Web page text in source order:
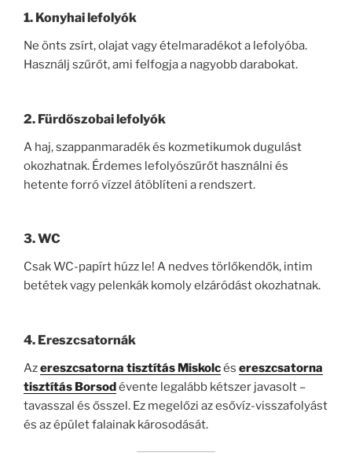
1. Konyhai lefolyók
Ne önts zsírt, olajat vagy ételmaradékot a lefolyóba.
Használj szűrőt, ami felfogja a nagyobb darabokat.
2. Fürdőszobai lefolyók
A haj, szappanmaradék és kozmetikumok dugulást
okozhatnak. Érdemes lefolyószűrőt használni és
hetente forró vízzel átöblíteni a rendszert.
3. WC
Csak WC-papírt húzz le! A nedves törlőkendők, intim
betétek vagy pelenkák komoly elzáródást okozhatnak.
4. Ereszcsatornák
Azereszcsatorna tisztítás Miskolcés ereszcsatorna
tisztítás Borsodévente legalább kétszer javasolt –
tavasszal és ősszel. Ez megelőzi az esővíz-visszafolyást
és az épület falainak károsodását.